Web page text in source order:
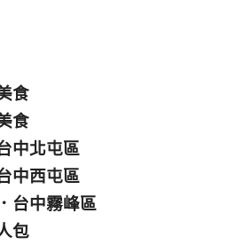
食
食
中北屯區
中西屯區
． 台中霧峰區
包